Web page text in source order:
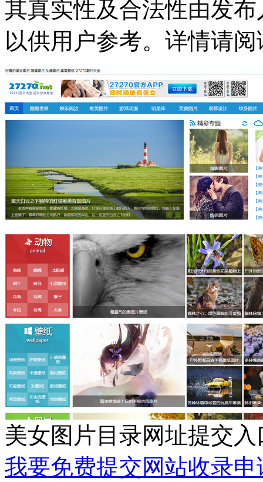
其真实性及合法性由发
以供用户参考。详情请
美女图片目录网址提交入
我要免费提交网站收录申